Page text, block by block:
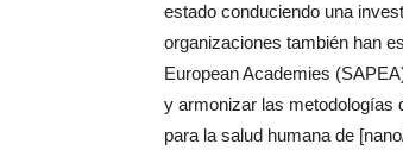
estado conduciendo una
organizaciones también han
European Academies
y armonizar las metodologías
para la salud humana de